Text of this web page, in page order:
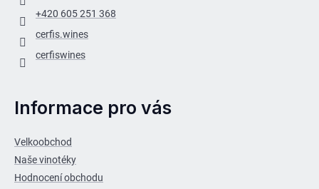
+420 605 251 368
cerfis.wines
cerfiswines
Informace pro vás
Velkoobchod
Naše vinotéky
Hodnocení obchodu